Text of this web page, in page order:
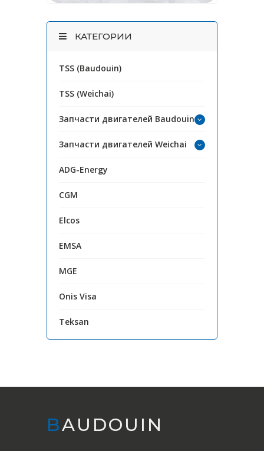
КАТЕГОРИИ
TSS (Baudouin)
TSS (Weichai)
Запчасти двигателей Baudouin
Запчасти двигателей Weichai
ADG-Energy
CGM
Elcos
EMSA
MGE
Onis Visa
Teksan
BAUDOUIN